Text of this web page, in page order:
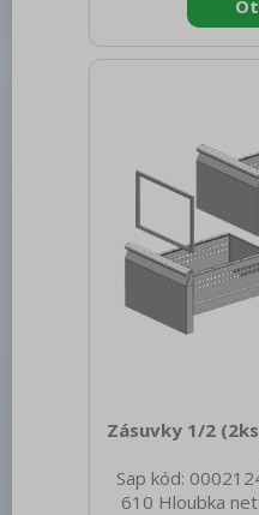
Waschbecken
Zásuvky 1/2
Sap kód:
610 Hloubka